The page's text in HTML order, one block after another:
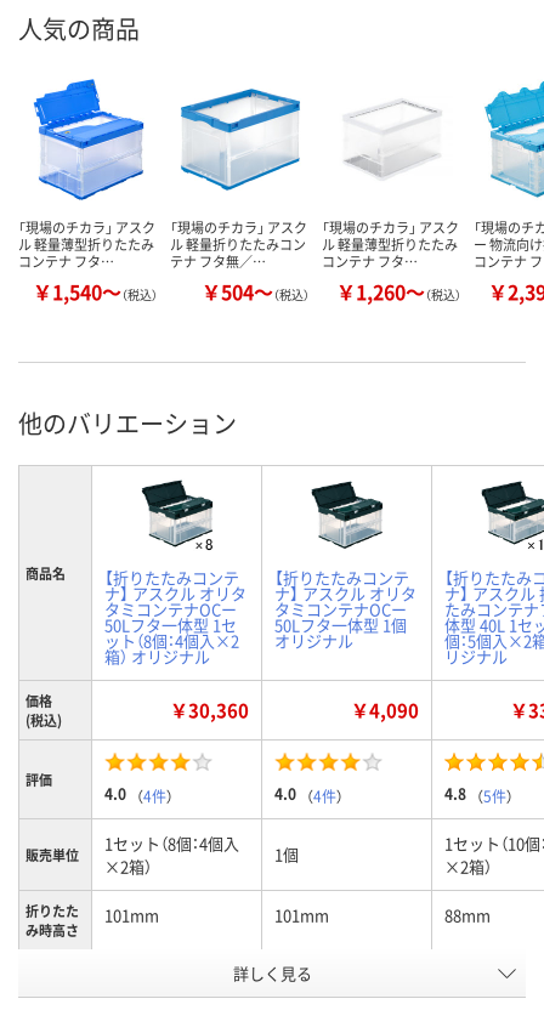
人気の商品
「現場のチカラ」 アスク
ル 軽量薄型折りたたみ
コンテナ フタ…
￥1,540～（税込）
「現場のチカラ」 アスク
ル 軽量折りたたみコン
テナ フタ無／…
￥504～（税込）
「現場のチカラ」 アスク
ル 軽量薄型折りたたみ
コンテナ フタ…
￥1,260～（税込）
「現場のチ
ー 物流向
コンテナ
￥
他のバリエーション
商品名 【折りたたみコンテ
ナ】 アスクル オリタ
タミコンテナOCー
50Lフタ一体型 1セ
ット（8個：4個入×2
箱） オリジナル
【折りたたみコンテ
ナ】 アスクル オリタ
タミコンテナOCー
50Lフタ一体型 1個
オリジナル
【折りたたみ
ナ】 アスクル
たみコンテ
体型 40L 1セ
個：5個入×2
リジナル
価格
(税込)
￥30,360 ￥4,090 ￥
評価
4.0 （4件） 4.0 （4件） 4.8 （5件）
販売単位
1セット（8個：4個入
×2箱）
1個
1セット（10個
×2箱）
折りたた
み時高さ
101mm 101mm 88mm
50L
詳しく見る